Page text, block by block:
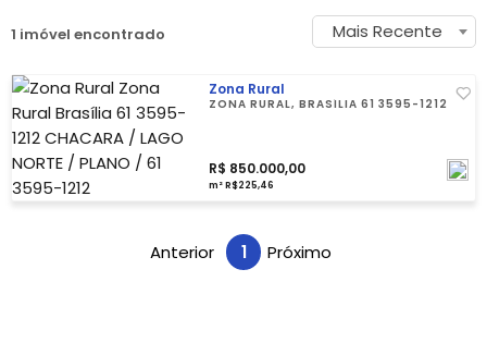
1 imóvel encontrado Mais Recente
Zona Rural
ZONA RURAL, BRASÍLIA 61 3595-1212
R$ 850.000,00
m² R$225,46
Anterior 1 Próximo